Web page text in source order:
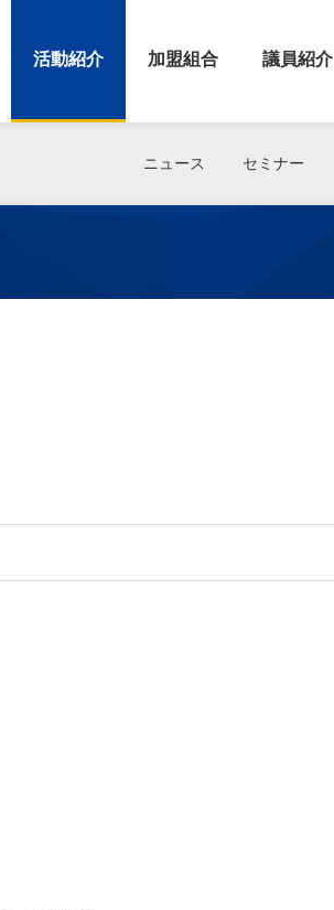
活動紹介 加盟組合 議員紹介
ニュース セミナー